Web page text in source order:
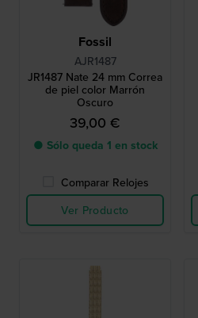
Fossil
AJR1487
JR1487 Nate 24 mm Correa
de piel color Marrón
Oscuro
39,00 €
● Sólo queda 1 en stock
Comparar Relojes
Ver Producto